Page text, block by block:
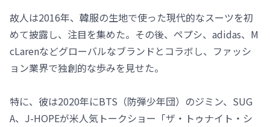
故人は2016年、韓服の生地で使った現代的なスーツを初
めて披露し、注目を集めた。その後、ペプシ、adidas、M
cLarenなどグローバルなブランドとコラボし、ファッシ
ョン業界で独創的な歩みを見せた。
特に、彼は2020年にBTS（防弾少年団）のジミン、SUG
A、J-HOPEが米人気トークショー「ザ・トゥナイト・シ